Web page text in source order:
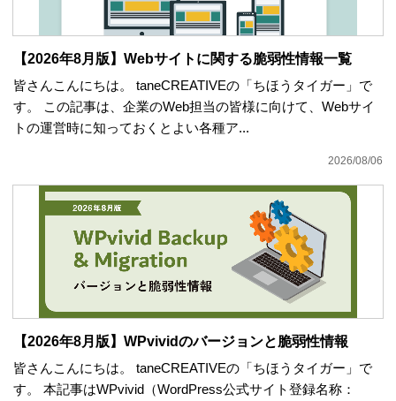
【2026年8月版】Webサイトに関する脆弱性情報一覧
皆さんこんにちは。 taneCREATIVEの「ちほうタイガー」で
す。 この記事は、企業のWeb担当の皆様に向けて、Webサイ
トの運営時に知っておくとよい各種ア...
2026/08/06
【2026年8月版】WPvividのバージョンと脆弱性情報
皆さんこんにちは。 taneCREATIVEの「ちほうタイガー」で
す。 本記事はWPvivid（WordPress公式サイト登録名称：